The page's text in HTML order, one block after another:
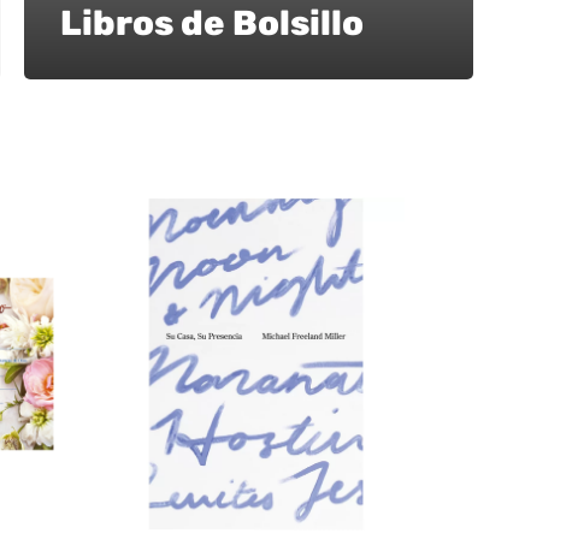
Libros de Bolsillo